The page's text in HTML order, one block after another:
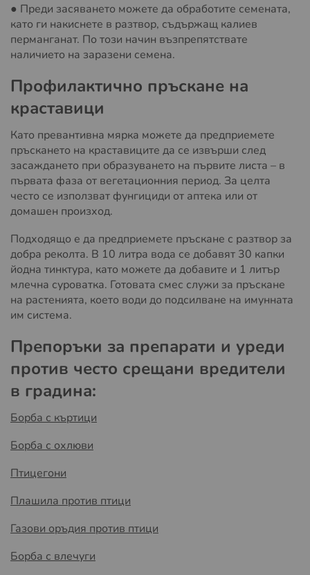
● Преди засяването можете да обработите семената,
като ги накиснете в разтвор, съдържащ калиев
перманганат. По този начин възпрепятствате
наличието на заразени семена.
Профилактично пръскане на
краставици
Като превантивна мярка можете да предприемете
пръскането на краставиците да се извърши след
засаждането при образуването на първите листа – в
първата фаза от вегетационния период. За целта
често се използват фунгициди от аптека или от
домашен произход.
Подходящо е да предприемете пръскане с разтвор за
добра реколта. В 10 литра вода се добавят 30 капки
йодна тинктура, като можете да добавите и 1 литър
млечна суроватка. Готовата смес служи за пръскане
на растенията, което води до подсилване на имунната
им система.
Препоръки за препарати и уреди
против често срещани вредители
в градина:
Борба с къртици
Борба с охлюви
Птицегони
Плашила против птици
Газови оръдия против птици
Борба с влечуги